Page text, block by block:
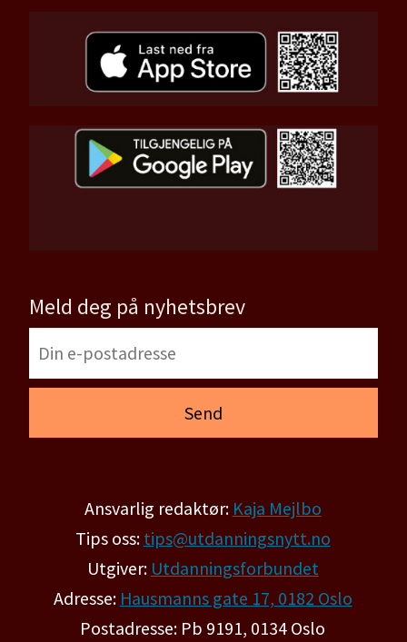
Meld deg på nyhetsbrev
Ansvarlig redaktør: Kaja Mejlbo
Tips oss: tips@utdanningsnytt.no
Utgiver: Utdanningsforbundet
Adresse: Hausmanns gate 17, 0182 Oslo
Postadresse: Pb 9191, 0134 Oslo